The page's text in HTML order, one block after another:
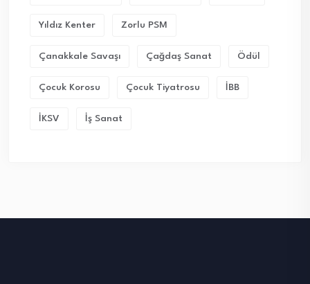
Yıldız Kenter Zorlu PSM
Çanakkale Savaşı Çağdaş Sanat Ödül
Çocuk Korosu Çocuk Tiyatrosu İBB
İKSV İş Sanat